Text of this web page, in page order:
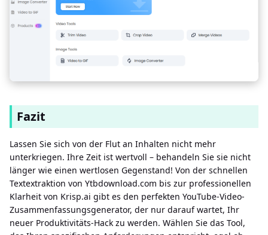
Fazit
Lassen Sie sich von der Flut an Inhalten nicht mehr
unterkriegen. Ihre Zeit ist wertvoll – behandeln Sie sie nicht
länger wie einen wertlosen Gegenstand! Von der schnellen
Textextraktion von Ytbdownload.com bis zur professionellen
Klarheit von Krisp.ai gibt es den perfekten YouTube-Video-
Zusammenfassungsgenerator, der nur darauf wartet, Ihr
neuer Produktivitäts-Hack zu werden. Wählen Sie das Tool,